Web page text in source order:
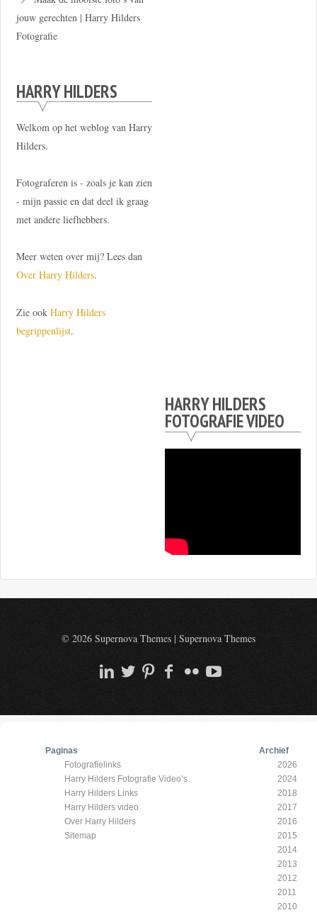
jouw gerechten | Harry Hilders
Fotografie
HARRY HILDERS
Welkom op het weblog van Harry
Hilders.
Fotograferen is - zoals je kan zien
- mijn passie en dat deel ik graag
met andere liefhebbers.
Meer weten over mij? Lees dan
Over Harry Hilders.
Zie ook Harry Hilders
begrippenlijst.
HARRY HILDERS
FOTOGRAFIE VIDEO
© 2026 Supernova Themes | Supernova Themes
Paginas
Fotografielinks
Harry Hilders Fotografie Video’s
Harry Hilders Links
Harry Hilders video
Over Harry Hilders
Sitemap
Archief
2026
2024
2018
2017
2016
2015
2014
2013
2012
2011
2010